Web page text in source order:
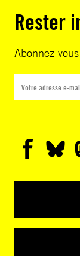
Rester
Abonnez-